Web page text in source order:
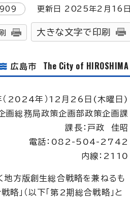
更新日 2025年2月 16 日
大きな文字で印刷
広島市 The City of HIROSHIMA
（2024年）12月26日(木曜日)
画総務局政策企画部政策企画課
課長：戸政 佳昭
電話：082-504-2742
内線：2110
地方版創生総合戦略を兼ねるも
」（以下「第2期総合戦略」と